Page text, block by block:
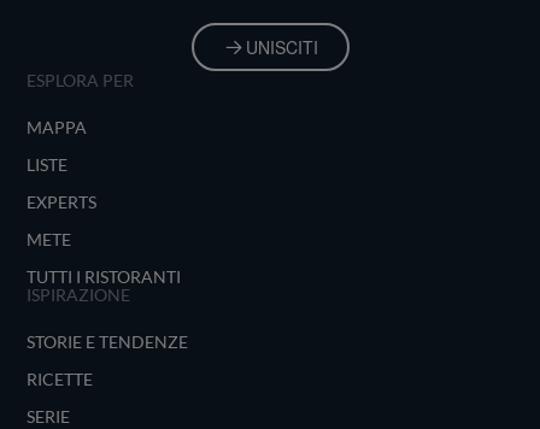
UNISCITI
ESPLORA PER
MAPPA
LISTE
EXPERTS
METE
TUTTI I RISTORANTI
ISPIRAZIONE
STORIE E TENDENZE
RICETTE
SERIE